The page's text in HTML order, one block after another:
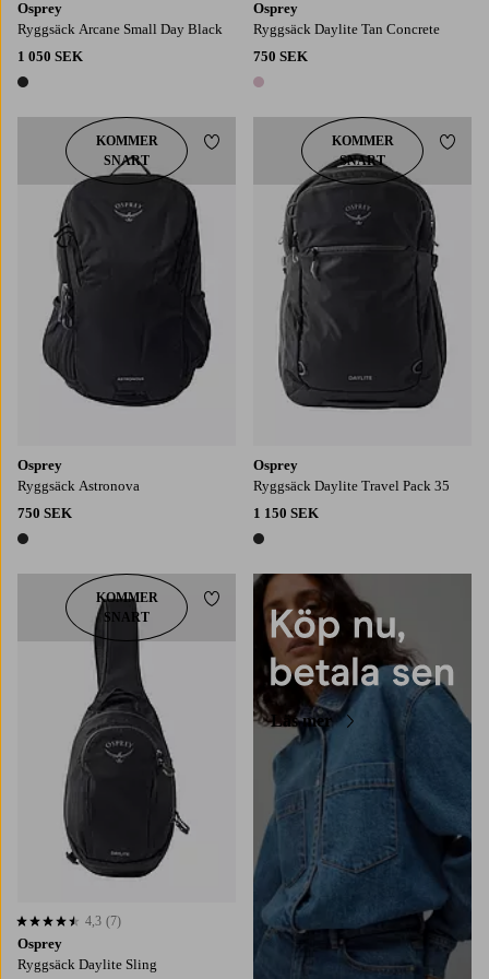
Osprey
Ryggsäck Arcane Small Day Black
1 050 SEK
1 färg
Osprey
Ryggsäck Daylite Tan Concrete
750 SEK
1 färg
Osprey
Ryggsäck Astronova
750 SEK
1 färg
KOMMER
SNART
Lägg till i favoriter
Osprey
Ryggsäck Daylite Travel Pack 35
1 150 SEK
1 färg
KOMMER
SNART
Osprey
Ryggsäck Daylite Sling
4,3 baserat på 7 st betyg
4,3 (7)
KOMMER
SNART
Lägg till i favoriter
Läs mer